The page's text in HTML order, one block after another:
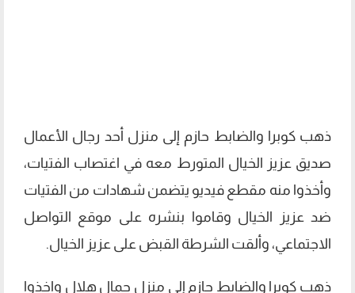
ذهب كوبرا والضابط حازم إلى منزل أحد رجال الأعمال
صديق عزيز الخيال المتورط معه في اغتصاب الفتيات،
وأخذوا منه مقطع فيديو يتضمن شهادات من الفتيات
ضد عزيز الخيال وقاموا بنشره على موقع التواصل
الاجتماعي، وألقت الشرطة القبض على عزيز الخيال.
ذهب كوبرا والضابط حازم إلى منزل جمال هلال واخذوا